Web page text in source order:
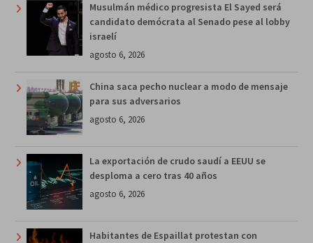
Musulmán médico progresista El Sayed será
candidato demócrata al Senado pese al lobby
israelí
agosto 6, 2026
China saca pecho nuclear a modo de mensaje
para sus adversarios
agosto 6, 2026
La exportación de crudo saudí a EEUU se
desploma a cero tras 40 años
agosto 6, 2026
Habitantes de Espaillat protestan con